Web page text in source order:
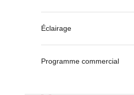
Éclairage
Programme commercial